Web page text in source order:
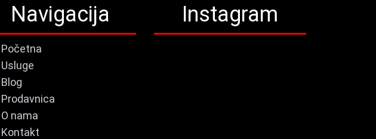
Navigacija
Početna
Usluge
Blog
Prodavnica
O nama
Kontakt
Instagram